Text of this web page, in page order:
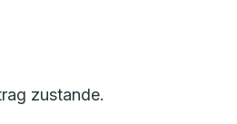
zustande.